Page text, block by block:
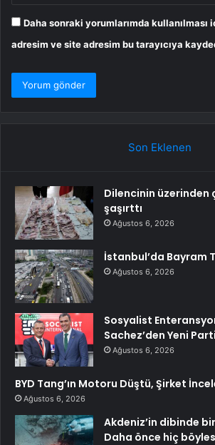
Daha sonraki yorumlarımda kullanılması
adresim ve site adresim bu tarayıcıya
Son Eklenen
Dilencinin üzerinden
şaşırttı
Ağustos 6, 2026
İstanbul’da Bayram
Ağustos 6, 2026
Sosyalist
Sachez’den Yeni
Ağustos 6, 2026
BYD Tang’ın Motoru Düştü, Şirket
Ağustos 6, 2026
Akdeniz’in dibinde
Daha önce hiç